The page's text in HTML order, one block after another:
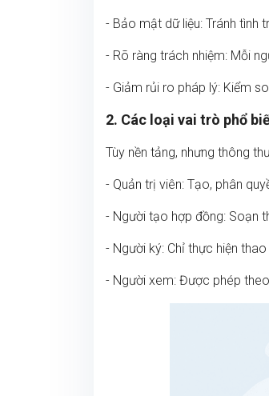
- Bảo mật dữ liệu: Tránh tình
- Rõ ràng trách nhiệm: Mỗi
- Giảm rủi ro pháp lý: Kiểm
2. Các loại vai trò phổ
Tùy nền tảng, nhưng thông
- Quản trị viên: Tạo, phân
- Người tạo hợp đồng: Soạn
- Người ký: Chỉ thực hiện
- Người xem: Được phép